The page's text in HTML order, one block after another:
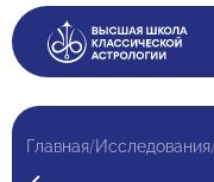
Главная/Исследования